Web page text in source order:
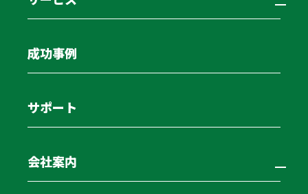
成功事例
サポート
会社案内
お問い合わせ
PMG資金調達ジャーナル
© PMG Logistics inc., All Rights Reserved.